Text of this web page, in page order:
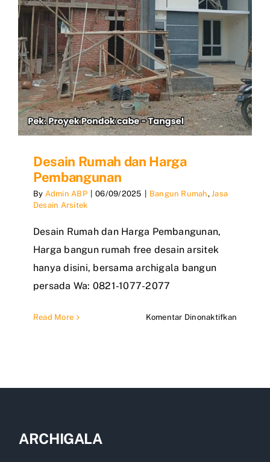
Desain Rumah dan Harga
Pembangunan
By Admin ABP 06/09/2025 Bangun Rumah,Jasa
Desain Arsitek
Desain Rumah dan Harga Pembangunan,
Harga bangun rumah free desain arsitek
hanya disini, bersama archigala bangun
persada Wa: 0821-1077-2077
Read More Komentar Dinonaktifkan
ARCHIGALA